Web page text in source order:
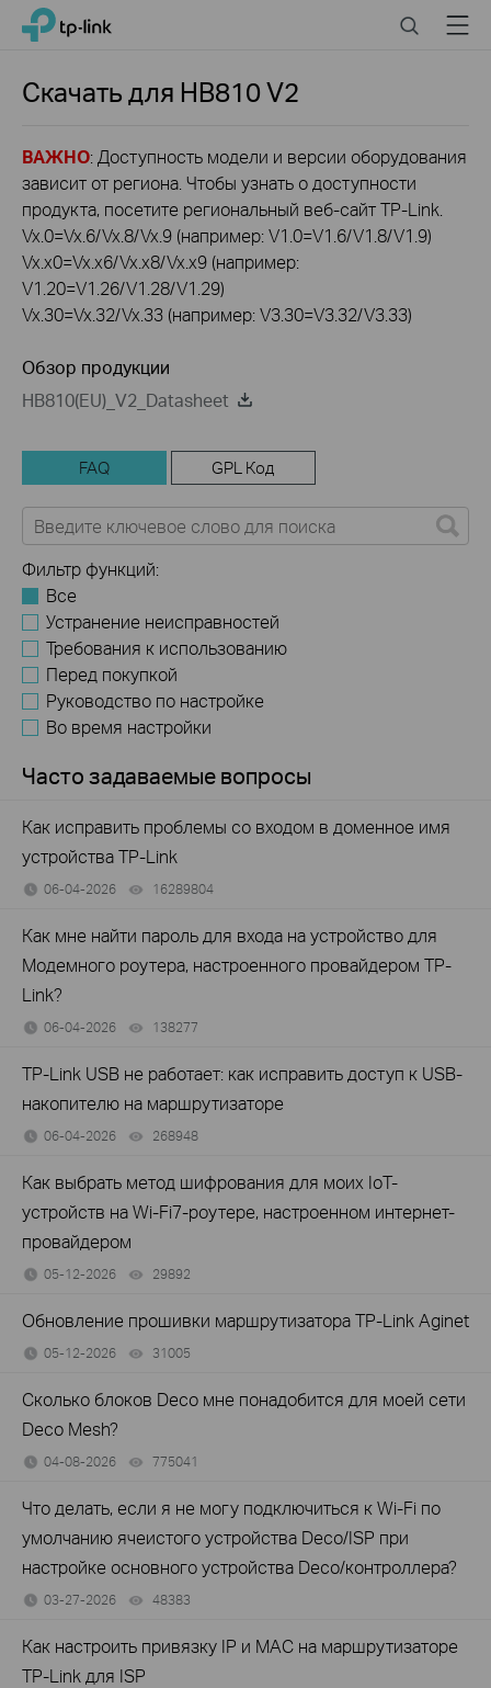
Click
navigation
TP-Link, Reliably Smart SearchMenu
Скачать для HB810V2
ВАЖНО: Доступность модели и версии оборудования
зависит от региона. Чтобы узнать о доступности
продукта, посетите региональный веб-сайт TP-Link.
Vx.0=Vx.6/Vx.8/Vx.9 (например: V1.0=V1.6/V1.8/V1.9)
Vx.x0=Vx.x6/Vx.x8/Vx.x9 (например:
V1.20=V1.26/V1.28/V1.29)
Vx.30=Vx.32/Vx.33 (например: V3.30=V3.32/V3.33)
Обзор продукции
HB810(EU)_V2_Datasheet
FAQ GPL Код
Фильтр функций:
Все
Устранение неисправностей
Требования к использованию
Перед покупкой
Руководство по настройке
Во время настройки
Часто задаваемые вопросы
Как исправить проблемы со входом в доменное имя
устройства TP-Link
06-04-2026 16289804
Как мне найти пароль для входа на устройство для
Модемного роутера, настроенного провайдером TP-
Link?
06-04-2026 138277
TP-Link USB не работает: как исправить доступ к USB-
накопителю на маршрутизаторе
06-04-2026 268948
Как выбрать метод шифрования для моих IoT-
устройств на Wi-Fi7-роутере, настроенном интернет-
провайдером
05-12-2026 29892
Обновление прошивки маршрутизатора TP-Link Aginet
05-12-2026 31005
Сколько блоков Deco мне понадобится для моей сети
Deco Mesh?
04-08-2026 775041
Что делать, если я не могу подключиться к Wi-Fi по
умолчанию ячеистого устройства Deco/ISP при
настройке основного устройства Deco/контроллера?
03-27-2026 48383
Как настроить привязку IP и MAC на маршрутизаторе
TP-Link для ISP